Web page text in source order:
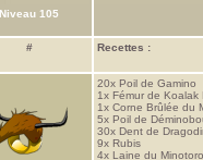
Niveau 105
# Recettes :
20x Poil de Gamino
1x Fémur de Koalak
1x Corne Brûlée du
5x Poil de
30x Dent de
9x Rubis
4x Laine du